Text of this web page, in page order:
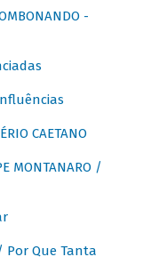
-
CAETANO
MONTANARO /
Por Que Tanta